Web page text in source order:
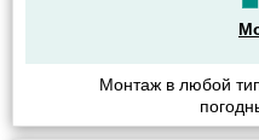
Монтаж в любой